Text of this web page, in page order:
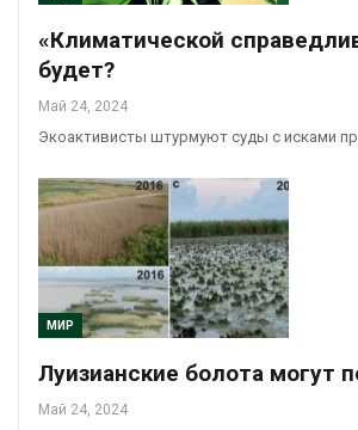
«Климатической
будет?
Май 24, 2024
Экоактивисты штурмуют суды с исками
МИР
Луизианские болота могут
Май 24, 2024